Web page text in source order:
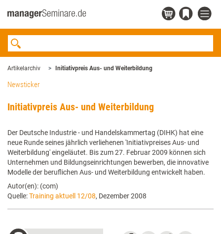
Artikelarchiv Initiativpreis Aus- und Weiterbildung
Newsticker
Initiativpreis Aus- und Weiterbildung
Der Deutsche Industrie - und Handelskammertag (DIHK) hat eine
neue Runde seines jährlich verliehenen 'Initiativpreises Aus- und
Weiterbildung' eingeläutet. Bis zum 27. Februar 2009 können sich
Unternehmen und Bildungseinrichtungen bewerben, die innovative
Modelle der beruflichen Aus- und Weiterbildung entwickelt haben.
Autor(en): (com)
Quelle:Training aktuell 12/08, Dezember 2008